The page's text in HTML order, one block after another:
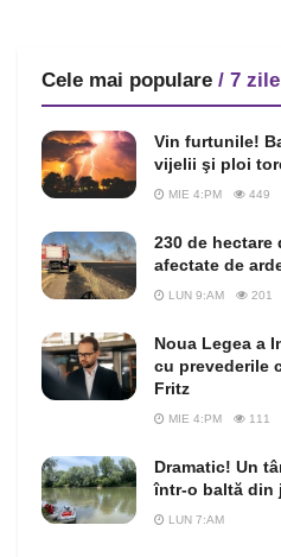
Cele mai populare / 7 zile
Vin furtunile!
vijelii şi ploi
MIE 4:PM 449
230 de hectare
afectate de
LUN 9:AM 201
Noua Legea a
cu prevederile
Fritz
MIE 4:PM 111
Dramatic! Un
într-o baltă din
LUN 7:AM